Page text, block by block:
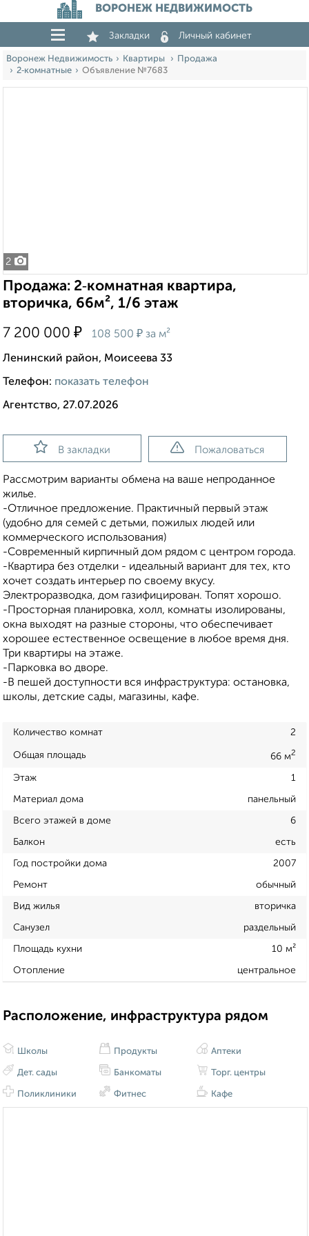
ВОРОНЕЖ НЕДВИЖИМОСТЬ
Закладки Личный кабинет
Воронеж Недвижимость Квартиры
Продажа
2‑комнатные
Объявление №7683
2
Продажа: 2‑комнатная квартира,
вторичка, 66м², 1/6 этаж
7 200 000 ₽ 108 500 ₽ за м²
Ленинский район, Моисеева 33
Телефон: показать телефон
Агентство, 27.07.2026
В закладки Пожаловаться
Рассмотрим варианты обмена на ваше непроданное
жилье.
-Отличное предложение. Практичный первый этаж
(удобно для семей с детьми, пожилых людей или
коммерческого использования)
-Современный кирпичный дом рядом с центром города.
-Квартира без отделки - идеальный вариант для тех, кто
хочет создать интерьер по своему вкусу.
Электроразводка, дом газифицирован. Топят хорошо.
-Просторная планировка, холл, комнаты изолированы,
окна выходят на разные стороны, что обеспечивает
хорошее естественное освещение в любое время дня.
Три квартиры на этаже.
-Парковка во дворе.
-В пешей доступности вся инфраструктура: остановка,
школы, детские сады, магазины, кафе.
Количество комнат 2
Общая площадь 66 м2
Этаж 1
Материал дома панельный
Всего этажей в доме 6
Балкон есть
Год постройки дома 2007
Ремонт обычный
Вид жилья вторичка
Санузел раздельный
Площадь кухни 10 м²
Отопление центральное
Расположение, инфраструктура рядом
Школы
Дет. сады
Поликлиники
Продукты
Банкоматы
Фитнес
Аптеки
Торг. центры
Кафе